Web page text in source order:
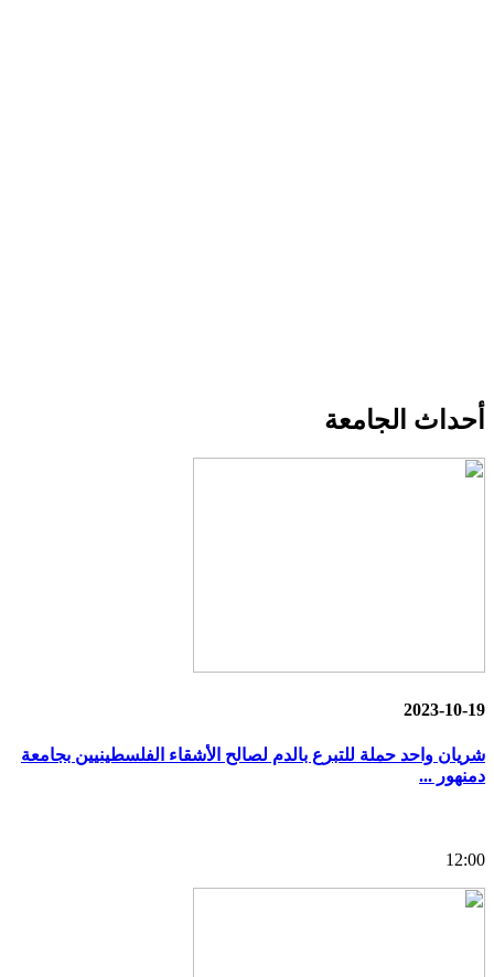
أحداث الجامعة
2023-10-19
شريان واحد حملة للتبرع بالدم لصالح الأشقاء الفلسطينيين بجامعة
دمنهور ...
12:00